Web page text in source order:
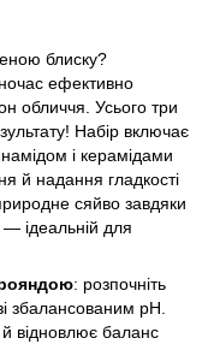
блиску?
ефективно
обличчя. Усього три
Набір включає
і керамідами
й надання гладкості
сяйво завдяки
— ідеальній для
: розпочніть
збалансованим pH.
відновлює баланс